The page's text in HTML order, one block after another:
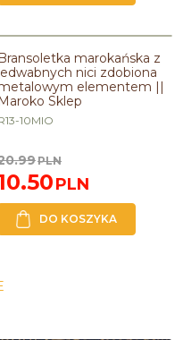
Bransoletka marokańska z
nici zdobiona
elementem ||
Maroko Sklep
10MIO
PLN
PLN
DO KOSZYKA